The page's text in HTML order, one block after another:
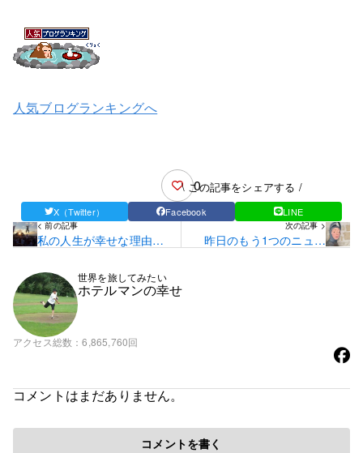
人気ブログランキングへ
0
\ この記事をシェアする /
X（Twitter） Facebook LINE
< 前の記事
私の人生が幸せな理由…
次の記事 >
昨日のもう1つのニュー
世界を旅してみたい
ホテルマンの幸せ
アクセス総数 6,865,760回
コメントはまだありません。
コメントを書く